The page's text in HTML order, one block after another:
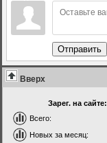
Отправить
Вверх
Зарег. на сайте:
Всего:
Новых за месяц: